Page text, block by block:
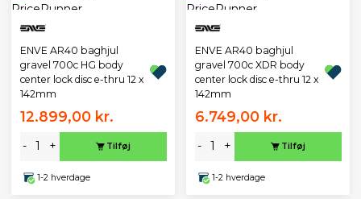
ENVE AR40 baghjul
gravel 700c HG body
center lock disc e-thru 12 x
142mm
12.899,00 kr.
- + Tilføj
1-2 hverdage
ENVE AR40 baghjul
gravel 700c XDR body
center lock disc e-thru 12 x
142mm
6.749,00 kr.
- + Tilføj
1-2 hverdage